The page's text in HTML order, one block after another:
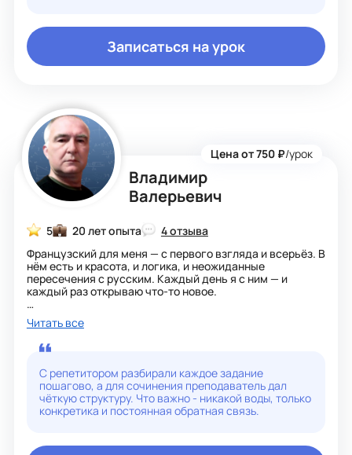
Записаться на урок
Владимир
Валерьевич
Цена от 750 ₽/урок
5 20 лет опыта
4 отзыва
Французский для меня — с первого взгляда и всерьёз. В
нём есть и красота, и логика, и неожиданные
пересечения с русским. Каждый день я с ним — и
каждый раз открываю что-то новое.
За 40 лет: 20 лет преподавания в вузе, больше 10 лет
перевода. Готовил переводчиков к Всемирной
шахматной Олимпиаде, Олимпиаде в Сочи, чемпионату
мира по футболу-2018.
Примерно 25 лет назад во Франции разработали
методику преподавания французского как
иностранного. С тех пор я работаю по ней. С группами,
индивидуально, с разными возрастами — и на своих
выше, чем стандартные вузовские программы.
Читать все
С репетитором разбирали каждое задание
пошагово, а для сочинения преподаватель дал
чёткую структуру. Что важно - никакой воды, только
конкретика и постоянная обратная связь.